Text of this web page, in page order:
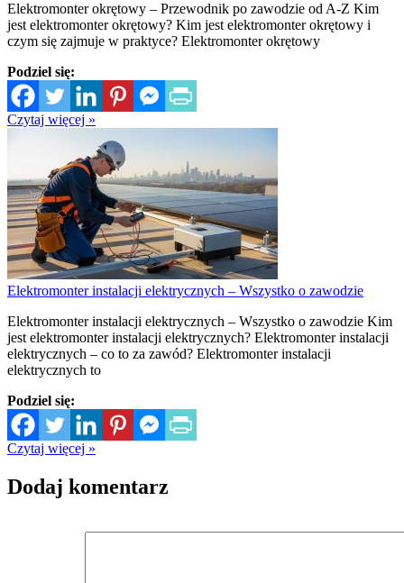
Elektromonter okrętowy – Przewodnik po zawodzie od A-Z Kim
jest elektromonter okrętowy? Kim jest elektromonter okrętowy i
czym się zajmuje w praktyce? Elektromonter okrętowy
Podziel się:
Czytaj więcej »
Elektromonter instalacji elektrycznych – Wszystko o zawodzie
Elektromonter instalacji elektrycznych – Wszystko o zawodzie Kim
jest elektromonter instalacji elektrycznych? Elektromonter instalacji
elektrycznych – co to za zawód? Elektromonter instalacji
elektrycznych to
Podziel się:
Czytaj więcej »
Dodaj komentarz